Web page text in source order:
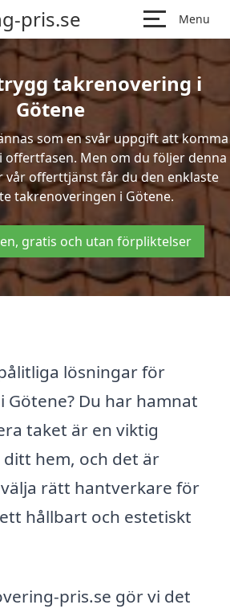
pris.se Menu
takrenovering i
Götene
som en svår uppgift att komma
offertfasen. Men om du följer denna
vår offerttjänst får du den enklaste
takrenoveringen i Götene.
gratis och utan förpliktelser
lösningar för
Du har hamnat
taket är en viktig
hem, och det är
rätt hantverkare för
hållbart och estetiskt
pris.se gör vi det